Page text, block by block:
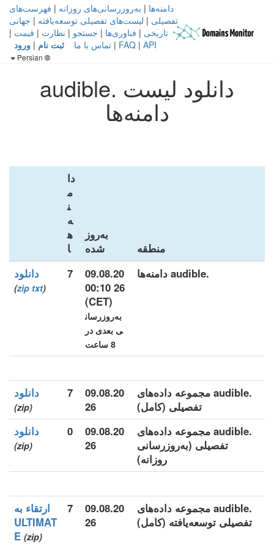
دامنه‌ها | به‌روزرسانی‌های روزانه | فهرست‌های
تفصیلی | لیست‌های تفصیلی توسعه‌یافته | جهانی
تاریخی | فناوری‌ها | جستجو | نظارت | قیمت |
FAQ | API
| تماس با ما ثبت نام | ورود
دانلود لیست .audible
دامنه‌ها
منطقه
به‌روز
شده
دا
م
ن
ه‌
ه
ا
.audible دامنه‌ها
09.08.20
26 00:10
(CET)
به‌روزرسان
ی بعدی در
8 ساعت
7 دانلود
(
zip txt
)
.audible مجموعه داده‌های
تفصیلی (کامل)
09.08.20
26
7 دانلود
(zip)
.audible مجموعه داده‌های
تفصیلی (به‌روزرسانی
روزانه)
09.08.20
26
0 دانلود
(zip)
.audible مجموعه داده‌های
تفصیلی توسعه‌یافته (کامل)
09.08.20
26
7
ارتقاء به
ULTIMAT
E (zip)